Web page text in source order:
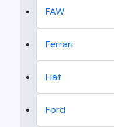
FAW
Ferrari
Fiat
Ford